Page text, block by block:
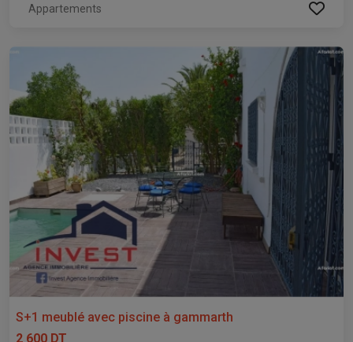
Appartements
S+1 meublé avec piscine à gammarth
2 600 DT